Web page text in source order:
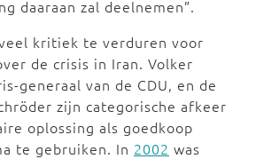
daaraan zal deelnemen”.
kritiek te verduren voor
de crisis in Iran. Volker
generaal van de CDU, en de
zijn categorische afkeer
oplossing als goedkoop
te gebruiken. In 2002 was